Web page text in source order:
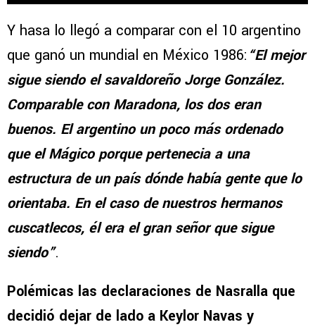
Y hasa lo llegó a comparar con el 10 argentino
que ganó un mundial en México 1986: “El mejor
sigue siendo el savaldoreño Jorge González.
Comparable con Maradona, los dos eran
buenos. El argentino un poco más ordenado
que el Mágico porque pertenecia a una
estructura de un país dónde había gente que lo
orientaba. En el caso de nuestros hermanos
cuscatlecos, él era el gran señor que sigue
siendo”.
Polémicas las declaraciones de Nasralla que
decidió dejar de lado a Keylor Navas y